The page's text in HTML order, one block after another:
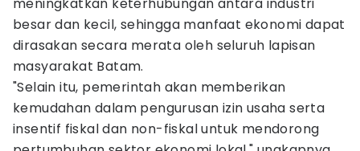
besar dan kecil, sehingga manfaat ekonomi dapat
dirasakan secara merata oleh seluruh lapisan
masyarakat Batam.
"Selain itu, pemerintah akan memberikan
kemudahan dalam pengurusan izin usaha serta
insentif fiskal dan non-fiskal untuk mendorong